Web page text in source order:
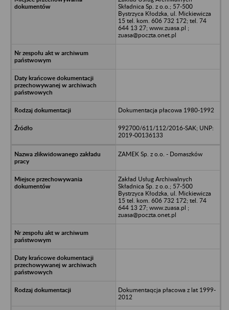
Składnica Sp. z o.o.; 57-500
Bystrzyca Kłodzka, ul. Mickiewicza
15 tel. kom. 606 732 172; tel. 74
644 13 27; www.zuasa.pl ;
zuasa@poczta.onet.pl
Dokumentacja płacowa 1980-1992
992700/611/112/2016-SAK; UNP:
2019-00136133
ZAMEK Sp. z o.o. - Domaszków
Zakład Usług Archiwalnych
Składnica Sp. z o.o.; 57-500
Bystrzyca Kłodzka, ul. Mickiewicza
15 tel. kom. 606 732 172; tel. 74
644 13 27; www.zuasa.pl ;
zuasa@poczta.onet.pl
Dokumentaqcja płacowa z lat 1999-
2012